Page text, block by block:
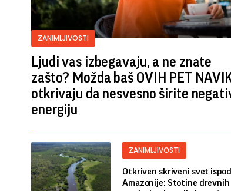
ZANIMLJIVOSTI
Ljudi vas izbegavaju, a ne znate
zašto? Možda baš OVIH PET
otkrivaju da nesvesno širite
energiju
ZANIMLJIVOSTI
Otkriven skriveni svet ispod
Amazonije: Stotine drevnih